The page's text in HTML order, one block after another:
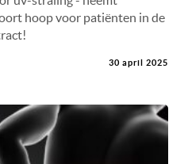
hoop voor patiënten in de
30 april 2025